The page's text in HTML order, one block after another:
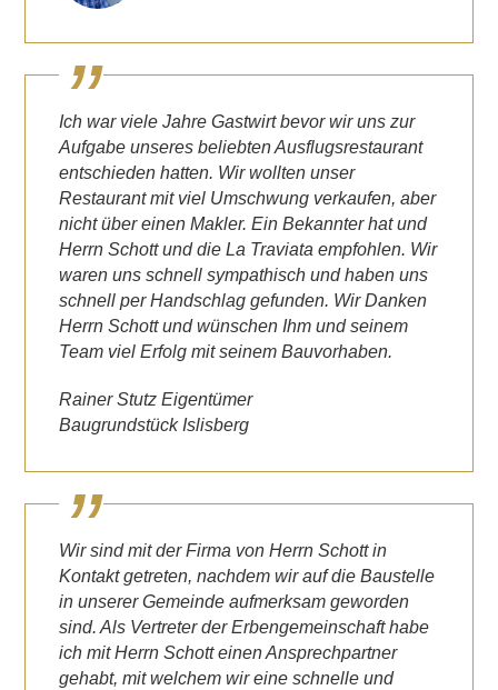
Ich war viele Jahre Gastwirt bevor wir uns zur
Aufgabe unseres beliebten Ausflugsrestaurant
entschieden hatten. Wir wollten unser
Restaurant mit viel Umschwung verkaufen, aber
nicht über einen Makler. Ein Bekannter hat und
Herrn Schott und die La Traviata empfohlen. Wir
waren uns schnell sympathisch und haben uns
schnell per Handschlag gefunden. Wir Danken
Herrn Schott und wünschen Ihm und seinem
Team viel Erfolg mit seinem Bauvorhaben.
Rainer Stutz Eigentümer
Baugrundstück Islisberg
Wir sind mit der Firma von Herrn Schott in
Kontakt getreten, nachdem wir auf die Baustelle
in unserer Gemeinde aufmerksam geworden
sind. Als Vertreter der Erbengemeinschaft habe
ich mit Herrn Schott einen Ansprechpartner
gehabt, mit welchem wir eine schnelle und